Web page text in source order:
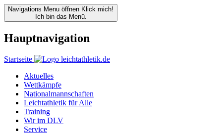
Navigations Menu öffnen Klick mich!
Ich bin das Menü.
Hauptnavigation
Startseite
Aktuelles
Wettkämpfe
Nationalmannschaften
Leichtathletik für Alle
Training
Wir im DLV
Service